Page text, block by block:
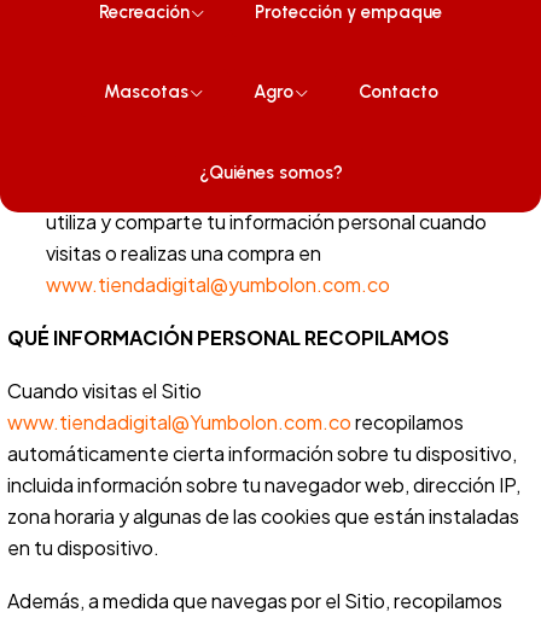
Recreación Protección y empaque
Mascotas Agro Contacto
¿Quiénes somos?
consulte nuestra Política de Protección de Datos
Esta Política de Privacidad describe cómo se recopila,
utiliza y comparte tu información personal cuando
visitas o realizas una compra en
www.tiendadigital@yumbolon.com.co
QUÉ INFORMACIÓN PERSONAL RECOPILAMOS
Cuando visitas el Sitio
www.tiendadigital@Yumbolon.com.corecopilamos
automáticamente cierta información sobre tu dispositivo,
incluida información sobre tu navegador web, dirección IP,
zona horaria y algunas de las cookies que están instaladas
en tu dispositivo.
Además, a medida que navegas por el Sitio, recopilamos